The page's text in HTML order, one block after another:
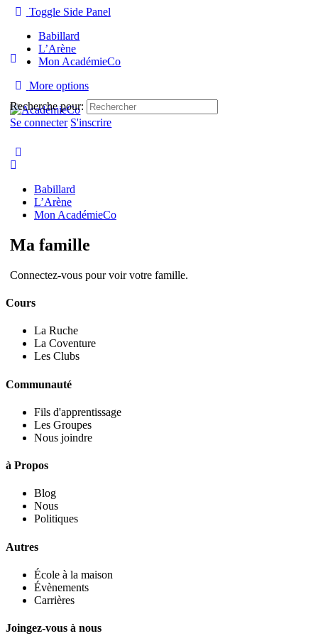
Toggle Side Panel
Babillard
L’Arène
Mon AcadémieCo
More options
Se connecter S'inscrire
Recherche pour:
Babillard
L’Arène
Mon AcadémieCo
Ma famille
Connectez-vous pour voir votre famille.
Cours
La Ruche
La Coventure
Les Clubs
Communauté
Fils d'apprentissage
Les Groupes
Nous joindre
à Propos
Blog
Nous
Politiques
Autres
École à la maison
Évènements
Carrières
Joingez-vous à nous